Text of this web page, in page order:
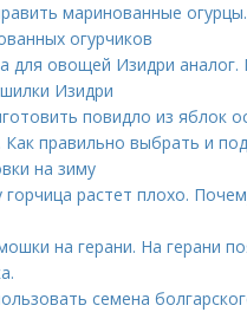
маринованные
огурчиков
для овощей Изидри аналог.
Изидри
повидло из яблок
Как правильно выбрать и
на зиму
растет плохо.
на герани. На герани
семена